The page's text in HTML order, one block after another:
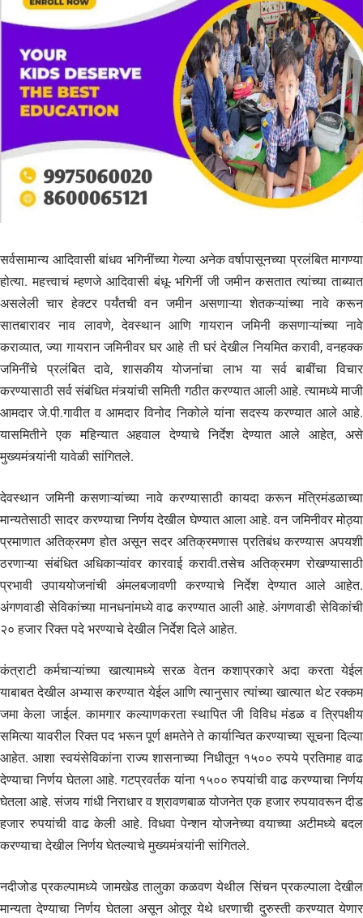
सर्वसामान्य आदिवासी बांधव भगिनींच्या गेल्या अनेक वर्षापासूनच्या प्रलंबित मागण्या
होत्या. महत्त्वाचं म्हणजे आदिवासी बंधू- भगिनीं जी जमीन कसतात त्यांच्या ताब्यात
असलेली चार हेक्टर पर्यंतची वन जमीन असणाऱ्या शेतकऱ्यांच्या नावे करून
सातबारावर नाव लावणे, देवस्थान आणि गायरान जमिनी कसणाऱ्यांच्या नावे
कराव्यात, ज्या गायरान जमिनीवर घर आहे ती घरं देखील नियमित करावी, वनहक्क
जमिनींचे प्रलंबित दावे, शासकीय योजनांचा लाभ या सर्व बाबींचा विचार
करण्यासाठी सर्व संबंधित मंत्र्यांची समिती गठीत करण्यात आली आहे. त्यामध्ये माजी
आमदार जे.पी.गावीत व आमदार विनोद निकोले यांना सदस्य करण्यात आले आहे.
यासमितीने एक महिन्यात अहवाल देण्याचे निर्देश देण्यात आले आहेत, असे
मुख्यमंत्र्यांनी यावेळी सांगितले.
देवस्थान जमिनी कसणाऱ्यांच्या नावे करण्यासाठी कायदा करून मंत्रिमंडळाच्या
मान्यतेसाठी सादर करण्याचा निर्णय देखील घेण्यात आला आहे. वन जमिनीवर मोठ्या
प्रमाणात अतिक्रमण होत असून सदर अतिक्रमणास प्रतिबंध करण्यास अपयशी
ठरणाऱ्या संबंधित अधिकाऱ्यांवर कारवाई करावी.तसेच अतिक्रमण रोखण्यासाठी
प्रभावी उपाययोजनांची अंमलबजावणी करण्याचे निर्देश देण्यात आले आहेत.
अंगणवाडी सेविकांच्या मानधनांमध्ये वाढ करण्यात आली आहे. अंगणवाडी सेविकांची
२० हजार रिक्त पदे भरण्याचे देखील निर्देश दिले आहेत.
कंत्राटी कर्मचाऱ्यांच्या खात्यामध्ये सरळ वेतन कशाप्रकारे अदा करता येईल
याबाबत देखील अभ्यास करण्यात येईल आणि त्यानुसार त्यांच्या खात्यात थेट रक्कम
जमा केला जाईल. कामगार कल्याणकरता स्थापित जी विविध मंडळ व त्रिपक्षीय
समित्या यावरील रिक्त पद भरून पूर्ण क्षमतेने ते कार्यान्वित करण्याच्या सूचना दिल्या
आहेत. आशा स्वयंसेविकांना राज्य शासनाच्या निधीतून १५०० रुपये प्रतिमाह वाढ
देण्याचा निर्णय घेतला आहे. गटप्रवर्तक यांना १५०० रुपयांची वाढ करण्याचा निर्णय
घेतला आहे. संजय गांधी निराधार व श्रावणबाळ योजनेत एक हजार रुपयावरून दीड
हजार रुपयांची वाढ केली आहे. विधवा पेन्शन योजनेच्या वयाच्या अटीमध्ये बदल
करण्याचा देखील निर्णय घेतल्याचे मुख्यमंत्र्यांनी सांगितले.
नदीजोड प्रकल्पामध्ये जामखेड तालुका कळवण येथील सिंचन प्रकल्पाला देखील
मान्यता देण्याचा निर्णय घेतला असून ओतूर येथे धरणाची दुरुस्ती करण्यात येणार